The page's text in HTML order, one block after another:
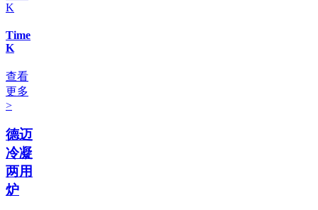
Time
K
查看
更多
>
德迈
冷凝
两用
炉